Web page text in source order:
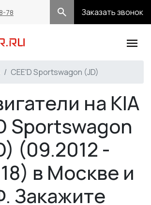
78 Заказать звонок
CEE'D Sportswagon (JD)
на KIA
Sportswagon
(09.2012 -
в Москве и
Закажите